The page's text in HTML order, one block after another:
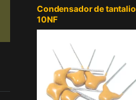
Condensador de tantalio
10NF